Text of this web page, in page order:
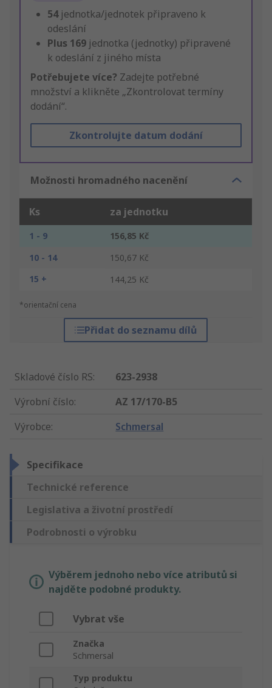
54 jednotka/jednotek připraveno k
odeslání
Plus 169 jednotka (jednotky) připravené
k odeslání z jiného místa
Potřebujete více? Zadejte potřebné
množství a klikněte „Zkontrolovat termíny
dodání“.
Zkontrolujte datum dodání
Možnosti hromadného nacenění
Ks za jednotku
1 - 9
156,85 Kč
10 - 14
150,67 Kč
15 +
144,25 Kč
*orientační cena
Přidat do seznamu dílů
Skladové číslo RS:
623-2938
Výrobní číslo:
AZ 17/170-B5
Výrobce: Schmersal
Specifikace
Technické reference
Legislativa a životní prostředí
Podrobnosti o výrobku
Výběrem jednoho nebo více atributů si
najděte podobné produkty.
Vybrat vše
Značka
Schmersal
Typ produktu